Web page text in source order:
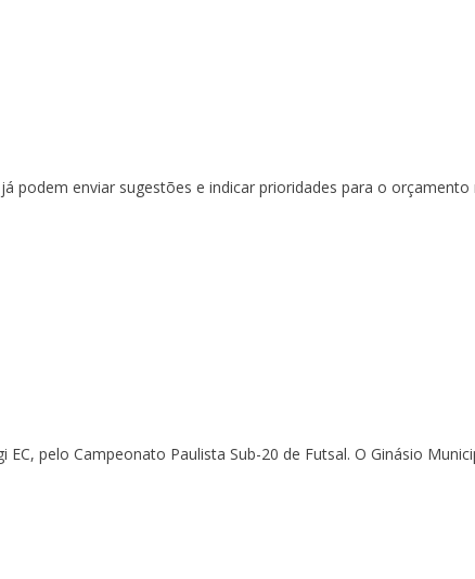
enviar sugestões e indicar prioridades para o
pelo Campeonato Paulista Sub-20 de Futsal. O Ginásio